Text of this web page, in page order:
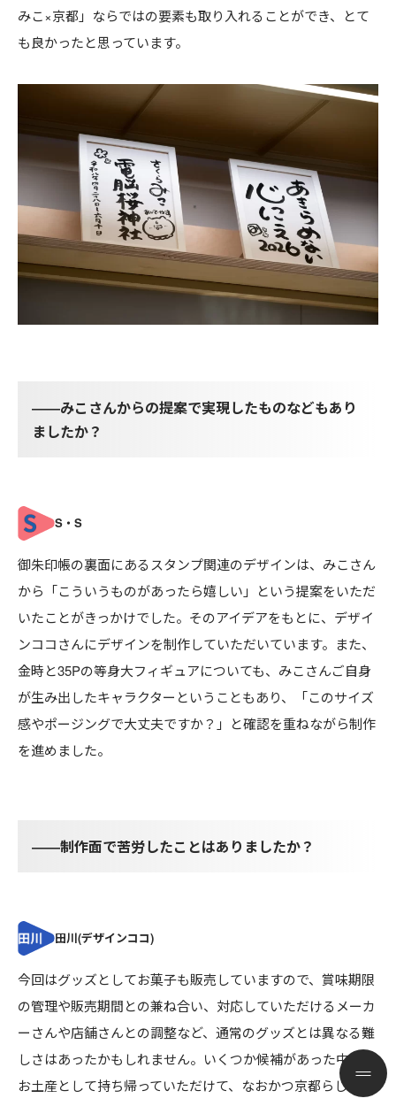
みこ×京都」ならではの要素も取り入れることができ、とて
も良かったと思っています。
――みこさんからの提案で実現したものなどもあり
ましたか？
御朱印帳の裏面にあるスタンプ関連のデザインは、みこさん
から「こういうものがあったら嬉しい」という提案をいただ
いたことがきっかけでした。そのアイデアをもとに、デザイ
ンココさんにデザインを制作していただいています。また、
金時と35Pの等身大フィギュアについても、みこさんご自身
が生み出したキャラクターということもあり、「このサイズ
感やポージングで大丈夫ですか？」と確認を重ねながら制作
を進めました。
――制作面で苦労したことはありましたか？
今回はグッズとしてお菓子も販売していますので、賞味期限
の管理や販売期間との兼ね合い、対応していただけるメーカ
ーさんや店舗さんとの調整など、通常のグッズとは異なる難
しさはあったかもしれません。いくつか候補があった中で、
お土産として持ち帰っていただけて、なおかつ京都らしさを